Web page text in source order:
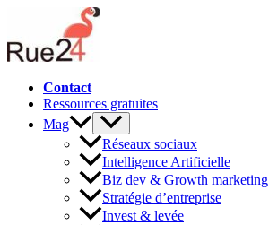
contenu
Contact
Ressources gratuites
Mag
Réseaux sociaux
Intelligence Artificielle
Biz dev & Growth marketing
Stratégie d’entreprise
Invest & levée